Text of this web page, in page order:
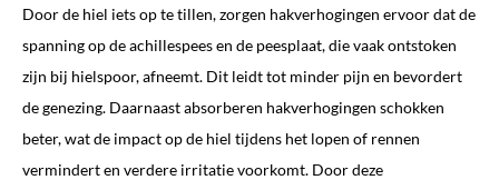
Door de hiel iets op te tillen, zorgen hakverhogingen ervoor dat de
spanning op de achillespees en de peesplaat, die vaak ontstoken
zijn bij hielspoor, afneemt. Dit leidt tot minder pijn en bevordert
de genezing. Daarnaast absorberen hakverhogingen schokken
beter, wat de impact op de hiel tijdens het lopen of rennen
vermindert en verdere irritatie voorkomt. Door deze